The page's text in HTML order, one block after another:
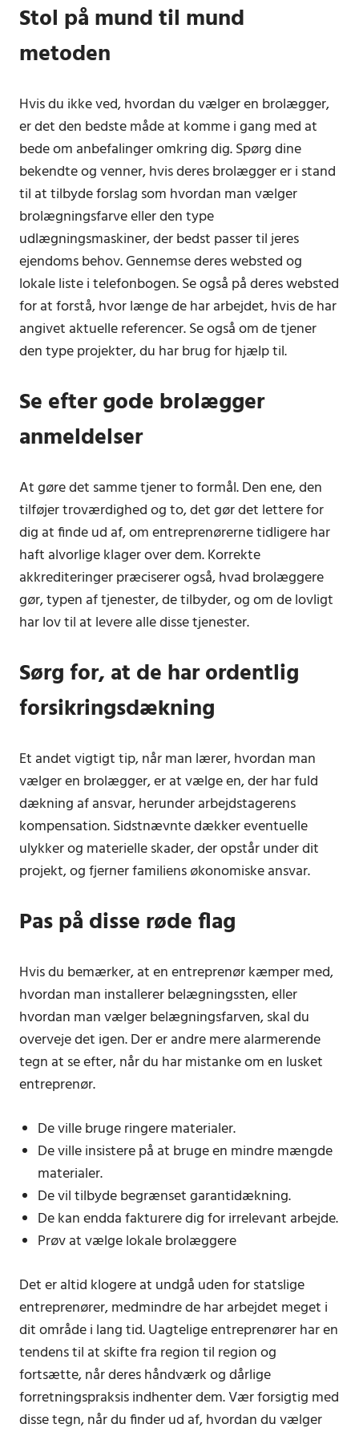
Stol på mund til mund
metoden
Hvis du ikke ved, hvordan du vælger en brolægger,
er det den bedste måde at komme i gang med at
bede om anbefalinger omkring dig. Spørg dine
bekendte og venner, hvis deres brolægger er i stand
til at tilbyde forslag som hvordan man vælger
brolægningsfarve eller den type
udlægningsmaskiner, der bedst passer til jeres
ejendoms behov. Gennemse deres websted og
lokale liste i telefonbogen. Se også på deres websted
for at forstå, hvor længe de har arbejdet, hvis de har
angivet aktuelle referencer. Se også om de tjener
den type projekter, du har brug for hjælp til.
Se efter gode brolægger
anmeldelser
At gøre det samme tjener to formål. Den ene, den
tilføjer troværdighed og to, det gør det lettere for
dig at finde ud af, om entreprenørerne tidligere har
haft alvorlige klager over dem. Korrekte
akkrediteringer præciserer også, hvad brolæggere
gør, typen af ​​tjenester, de tilbyder, og om de lovligt
har lov til at levere alle disse tjenester.
Sørg for, at de har ordentlig
forsikringsdækning
Et andet vigtigt tip, når man lærer, hvordan man
vælger en brolægger, er at vælge en, der har fuld
dækning af ansvar, herunder arbejdstagerens
kompensation. Sidstnævnte dækker eventuelle
ulykker og materielle skader, der opstår under dit
projekt, og fjerner familiens økonomiske ansvar.
Pas på disse røde flag
Hvis du bemærker, at en entreprenør kæmper med,
hvordan man installerer belægningssten, eller
hvordan man vælger belægningsfarven, skal du
overveje det igen. Der er andre mere alarmerende
tegn at se efter, når du har mistanke om en lusket
entreprenør.
De ville bruge ringere materialer.
De ville insistere på at bruge en mindre mængde
materialer.
De vil tilbyde begrænset garantidækning.
De kan endda fakturere dig for irrelevant arbejde.
Prøv at vælge lokale brolæggere
Det er altid klogere at undgå uden for statslige
entreprenører, medmindre de har arbejdet meget i
dit område i lang tid. Uagtelige entreprenører har en
tendens til at skifte fra region til region og
fortsætte, når deres håndværk og dårlige
forretningspraksis indhenter dem. Vær forsigtig med
disse tegn, når du finder ud af, hvordan du vælger